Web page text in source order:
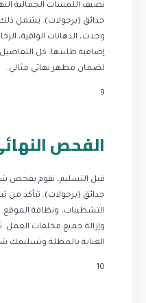
نضيف اللمسات الجمالية
حدائق (برجولات). يشمل ذلك
وجدت، الدهانات الواقية،
إضافية طلبتها. كل
لضمان مظهر نهائي مثالي.
9
الفحص
قبل التسليم، نقوم بفحص
حدائق (برجولات). نتأكد من
التشطيبات، ونظافة
وإزالة جميع مخلفات
العناية بالمظلة وتسليمك
10